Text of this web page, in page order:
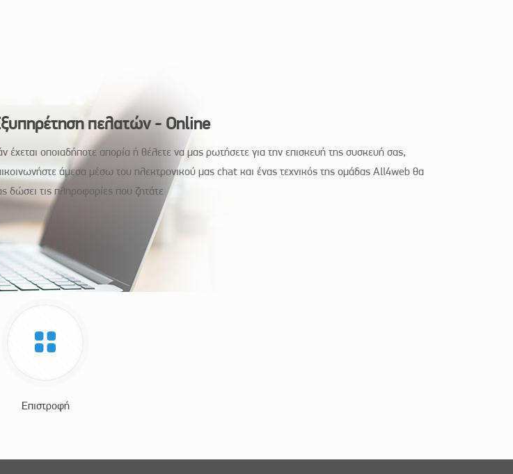
πελατών - Online
έχεται οποιαδήποτε απορία ή θέλετε να μας ρωτήσετε για την επισκευή της συσκευή σας,
άμεσα μέσω του ηλεκτρονικού μας chat και ένας τεχνικός της ομάδας All4web θα
δώσει τις πληροφορίες που ζητάτε
Επιστροφή